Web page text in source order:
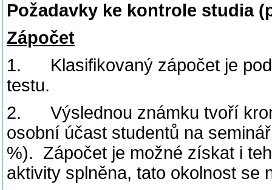
Požadavky ke kontrole studia
Zápočet
1. Klasifikovaný zápočet je
testu.
2. Výslednou známku tvoří
osobní účast studentů na
%). Zápočet je možné získat i
aktivity splněna, tato okolnost se